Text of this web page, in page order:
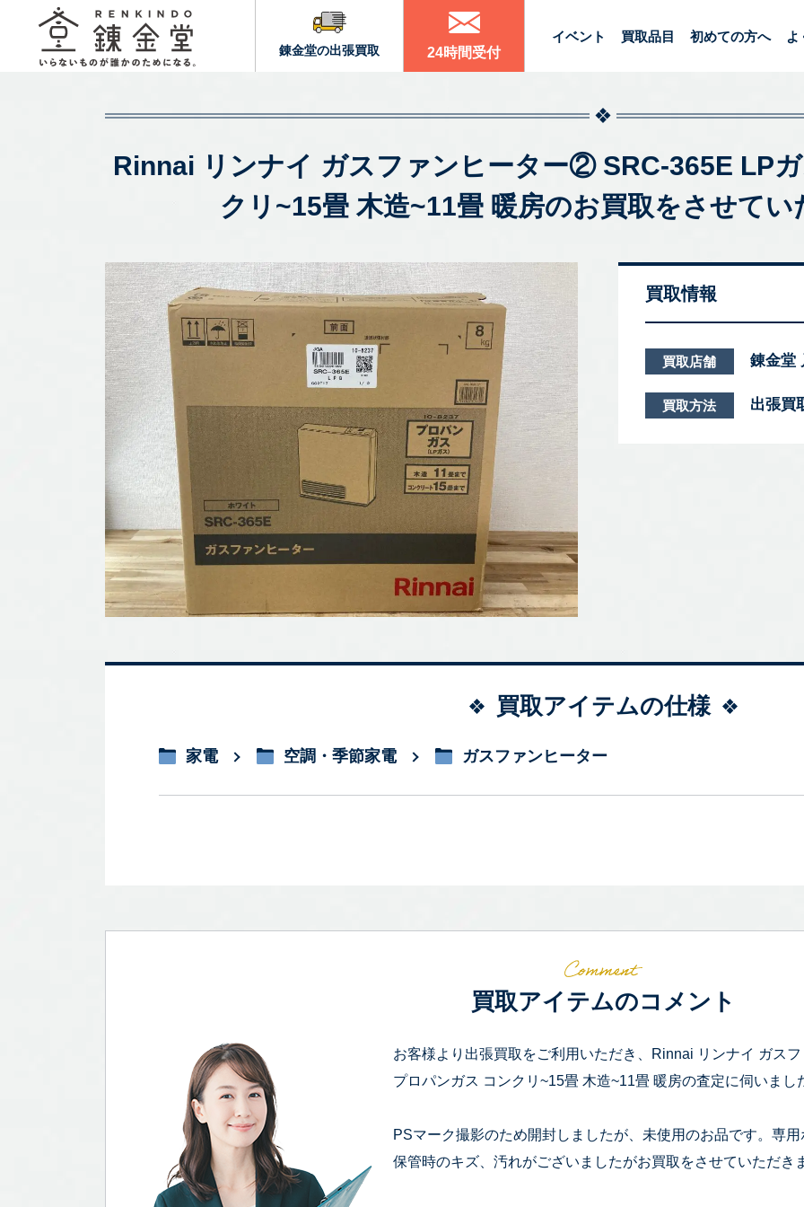
錬金堂の出張買取 24時間受付
イベント 買取品目 初めての方へ よ
Rinnai リンナイ ガスファンヒーター② SRC-365E LP
クリ~15畳 木造~11畳 暖房のお買取をさせて
買取情報
買取店舗 錬金堂
買取方法 出張買
買取アイテムの仕様
家電 空調・季節家電 ガスファンヒーター
買取アイテムのコメント
お客様より出張買取をご利用いただき、Rinnai リンナイ ガス
プロパンガス コンクリ~15畳 木造~11畳 暖房の査定に伺いまし
PSマーク撮影のため開封しましたが、未使用のお品です。専
保管時のキズ、汚れがございましたがお買取をさせていただき